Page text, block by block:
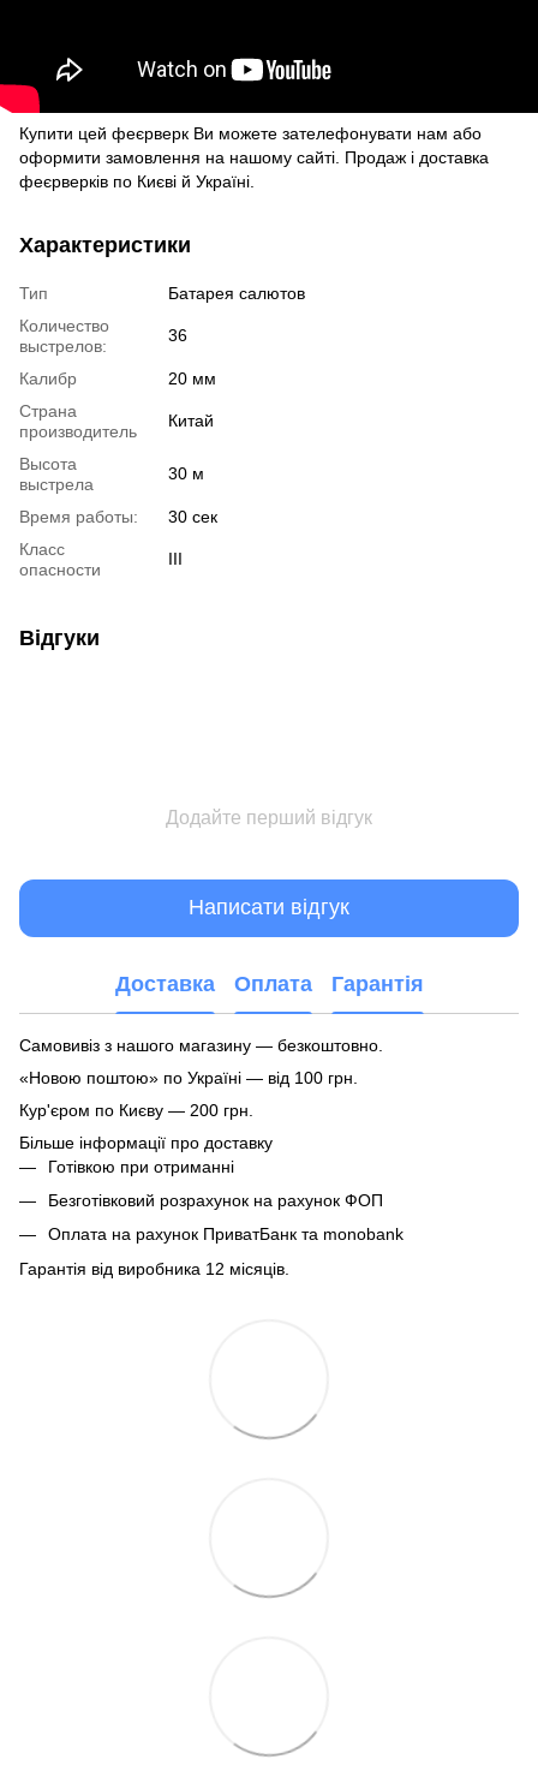
Купити цей феєрверк Ви можете зателефонувати нам або
оформити замовлення на нашому сайті. Продаж і доставка
феєрверків по Києві й Україні.
Характеристики
Тип
Батарея салютов
Количество
выстрелов:
36
Калибр
20 мм
Страна
производитель
Китай
Высота
выстрела
30 м
Время работы:
30 сек
Класс
опасности
III
Відгуки
Додайте перший відгук
Написати відгук
Доставка Оплата Гарантія
Самовивіз з нашого магазину — безкоштовно.
«Новою поштою» по Україні — від 100 грн.
Кур'єром по Києву — 200 грн.
Більше інформації про доставку
Готівкою при отриманні
Безготівковий розрахунок на рахунок ФОП
Оплата на рахунок ПриватБанк та monobank
Гарантія від виробника 12 місяців.